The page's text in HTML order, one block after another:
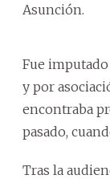
Asunción.
Fue
y por
encontraba
pasado,
Tras la